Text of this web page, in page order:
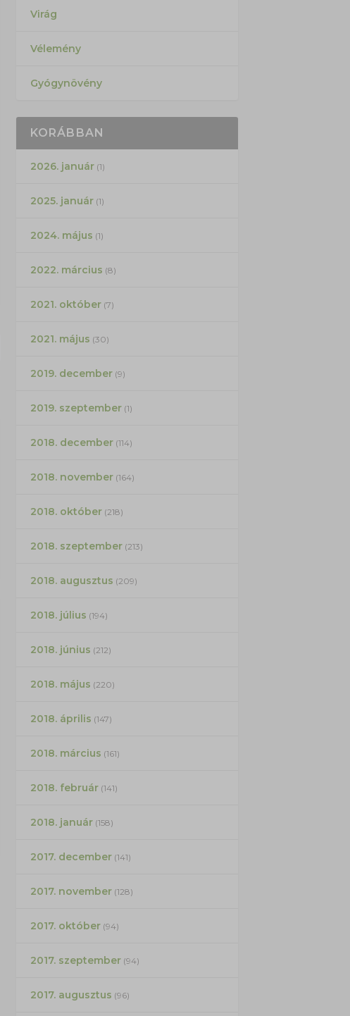
Virág
Vélemény
Gyógynövény
KORÁBBAN
2026. január(1)
2025. január(1)
2024. május (1)
2022. március (8)
2021. október(7)
2021. május (30)
2019. december(9)
2019. szeptember(1)
2018. december(114)
2018. november(164)
2018. október(218)
2018. szeptember(213)
2018. augusztus (209)
2018. július (194)
2018. június (212)
2018. május (220)
2018. április (147)
2018. március (161)
2018. február(141)
2018. január(158)
2017. december(141)
2017. november(128)
2017. október(94)
2017. szeptember(94)
2017. augusztus (96)